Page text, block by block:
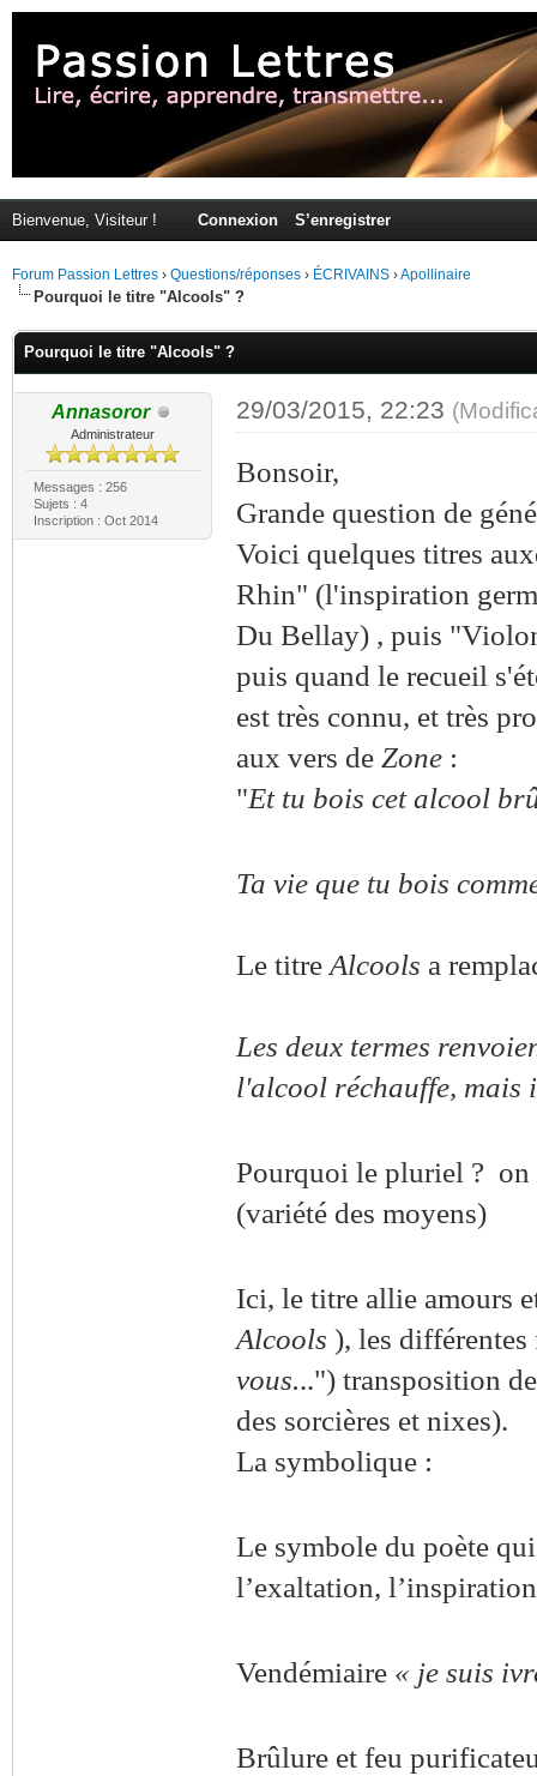
Bienvenue, Visiteur ! Connexion S’enregistrer
Forum Passion Lettres › Questions/réponses › ÉCRIVAINS ›Apollinaire
Pourquoi le titre "Alcools" ?
Pourquoi le titre "Alcools" ?
Annasoror
Administrateur
Messages : 256
Sujets : 4
Inscription : Oct 2014
29/03/2015, 22:23
Bonsoir,
Grande question de
Voici quelques titres
Rhin" (l'inspiration
Du Bellay) , puis
puis quand le recueil
est très connu, et très
aux vers de Zone:
"Et tu bois cet alcool
Ta vie que tu bois
Le titre Alcools a
Les deux termes
l'alcool réchauffe, mais
Pourquoi le pluriel ? on
(variété des moyens)
Ici, le titre allie amours
Alcools ), les différentes
vous...") transposition
des sorcières et nixes).
La symbolique :
Le symbole du poète
l’exaltation,
Vendémiaire « je suis
Brûlure et feu